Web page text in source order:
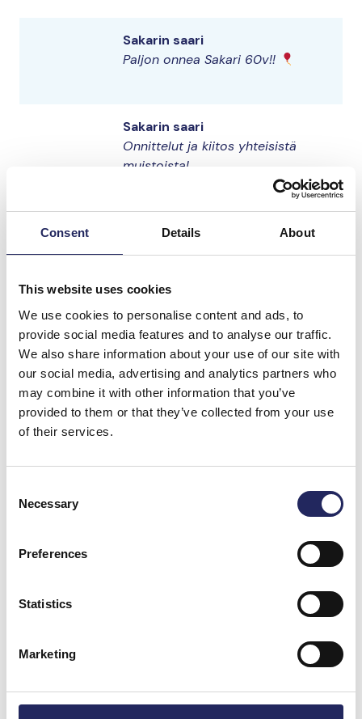
Consent Details About
This website uses cookies
We use cookies to personalise content and ads, to
provide social media features and to analyse our traffic.
We also share information about your use of our site with
our social media, advertising and analytics partners who
may combine it with other information that you’ve
provided to them or that they’ve collected from your use
of their services.
Selection
Necessary
Preferences
Statistics
Marketing
Sakarin saari
Paljon onnea Sakari 60v!!
Sakarin saari
Onnittelut ja kiitos yhteisistä
muistoista!
Sakarin saari
Paljon onnea sakke! Kiitos yhteisestä
matkasta.
Sakari 60 v.
Kiitos ihanista hetkistä jotka muuttuivat
Paljon onnea Sakari 60v. Kiitos
yhteisistä muistoista ja myötätuulta
Paljon Onnea Sakari! Kiitollinen kaikesta